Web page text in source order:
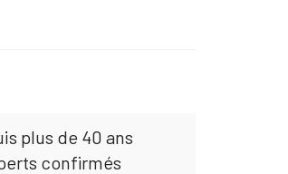
plus de 40 ans
confirmés